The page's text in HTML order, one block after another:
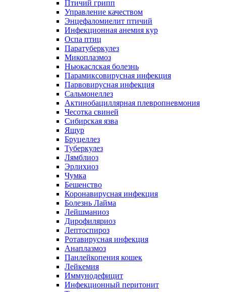
Птичий грипп
Управление качеством
Энцефаломиелит птичий
Инфекционная анемия кур
Оспа птиц
Паратуберкулез
Микоплазмоз
Ньюкаслская болезнь
Парамиксовирусная инфекция
Парвовирусная инфекция
Сальмонеллез
Актинобациллярная плевропневмония
Чесотка свиней
Сибирская язва
Ящур
Бруцеллез
Туберкулез
Лямблиоз
Эрлихиоз
Чумка
Бешенство
Коронавирусная инфекция
Болезнь Лайма
Лейшманиоз
Дирофиляриоз
Лептоспироз
Ротавирусная инфекция
Анаплазмоз
Панлейкопения кошек
Лейкемия
Иммунодефицит
Инфекционный перитонит